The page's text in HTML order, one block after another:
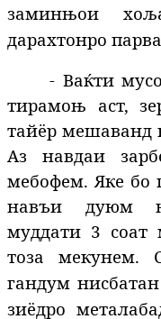
заминњои
дарахтонро
- Ваќти
тирамоњ аст,
тайёр мешаванд
Аз навдаи
мебофем. Яке бо
навъи дуюм
муддати 3
тоза мекунем.
гандум
зиёдро